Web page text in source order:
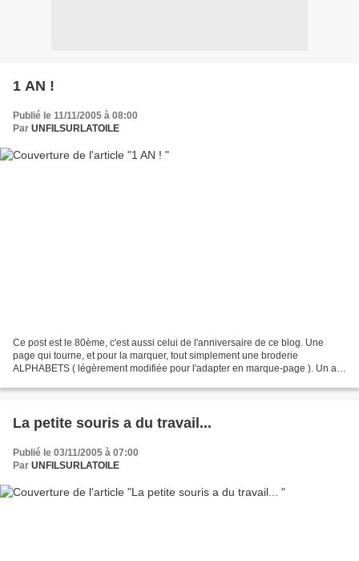
1 AN !
Publié le 11/11/2005 à 08:00
Par UNFILSURLATOILE
Ce post est le 80ème, c'est aussi celui de l'anniversaire de ce blog. Une
page qui tourne, et pour la marquer, tout simplement une broderie
ALPHABETS ( légèrement modifiée pour l'adapter en marque-page ). Un an
La petite souris a du travail...
Publié le 03/11/2005 à 07:00
Par UNFILSURLATOILE